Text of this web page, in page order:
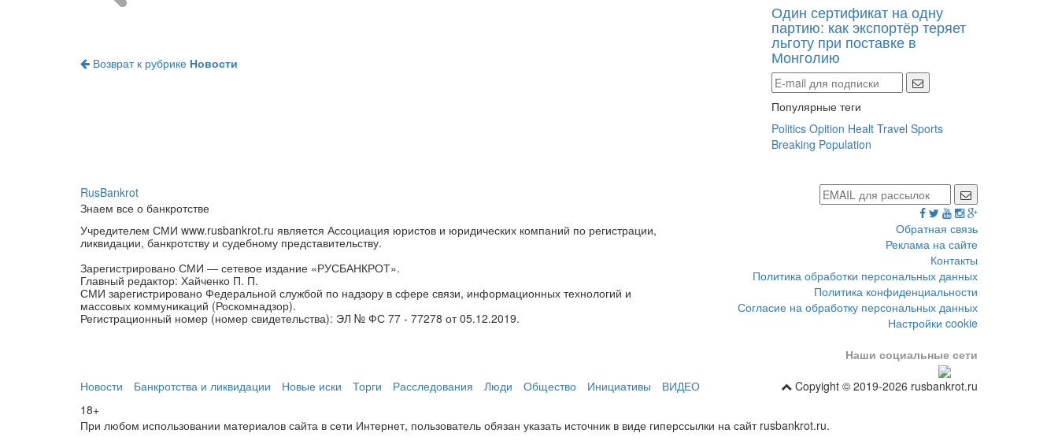
Возврат к рубрике Новости
Один сертификат на одну
партию: как экспортёр теряет
льготу при поставке в
Монголию
Популярные теги
Politics Opition Healt Travel Sports
Breaking Population
RusBankrot
Знаем все о банкротстве
Учредителем СМИ www.rusbankrot.ru является Ассоциация юристов и юридических компаний по регистрации,
ликвидации, банкротству и судебному представительству.
Зарегистрировано СМИ — сетевое издание «РУСБАНКРОТ».
Главный редактор: Хайченко П. П.
СМИ зарегистрировано Федеральной службой по надзору в сфере связи, информационных технологий и
массовых коммуникаций (Роскомнадзор).
Регистрационный номер (номер свидетельства): ЭЛ № ФС 77 - 77278 от 05.12.2019.
Обратная связь
Реклама на сайте
Контакты
Политика обработки персональных данных
Политика конфиденциальности
Согласие на обработку персональных данных
Настройки cookie
Наши социальные сети
Новости Банкротства и ликвидации Новые иски Торги Расследования Люди Общество Инициативы ВИДЕО
Copyight © 2019-2026 rusbankrot.ru
18+
При любом использовании материалов сайта в сети Интернет, пользователь обязан указать источник в виде гиперссылки на сайт rusbankrot.ru.